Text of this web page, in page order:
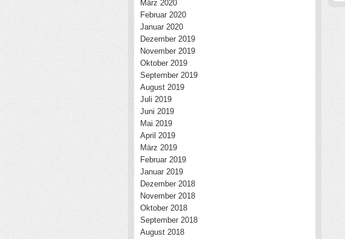
März 2020
Februar 2020
Januar 2020
Dezember 2019
November 2019
Oktober 2019
September 2019
August 2019
Juli 2019
Juni 2019
Mai 2019
April 2019
März 2019
Februar 2019
Januar 2019
Dezember 2018
November 2018
Oktober 2018
September 2018
August 2018